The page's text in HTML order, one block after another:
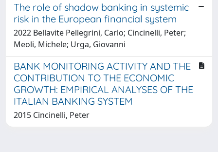
The role of shadow banking in systemic
risk in the European financial system
2022 Bellavite Pellegrini, Carlo; Cincinelli, Peter;
Meoli, Michele; Urga, Giovanni
BANK MONITORING ACTIVITY AND THE
CONTRIBUTION TO THE ECONOMIC
GROWTH: EMPIRICAL ANALYSES OF THE
ITALIAN BANKING SYSTEM
2015 Cincinelli, Peter